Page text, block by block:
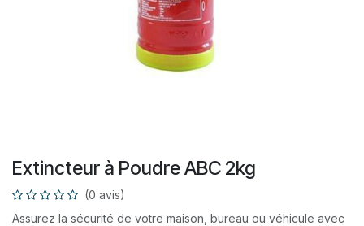
Extincteur à Poudre ABC 2kg
(0 avis)
Assurez la sécurité de votre maison, bureau ou véhicule avec